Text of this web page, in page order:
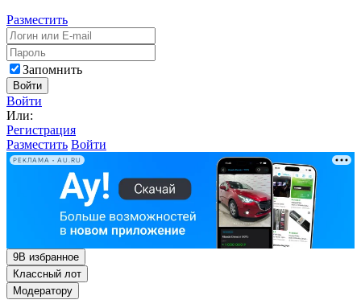
Разместить
Запомнить
Войти
Войти
Или:
Регистрация
Разместить Войти
РЕКЛАМА • AU.RU
9В избранное
Классный лот
Модератору